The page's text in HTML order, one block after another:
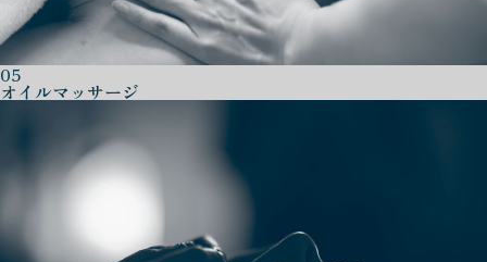
05
オイルマッサージ